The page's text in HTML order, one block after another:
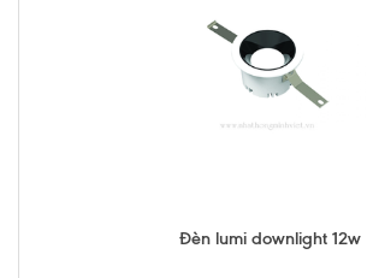
Đèn lumi downlight 12w